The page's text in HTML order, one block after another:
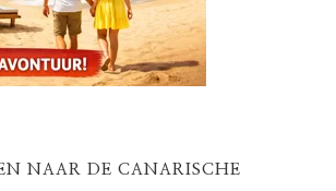
NAAR DE CANARISCHE